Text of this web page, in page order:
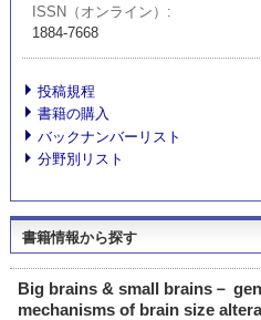
ISSN（オンライン）
1884-7668
投稿規程
書籍の購入
バックナンバーリスト
分野別リスト
書籍情報から探す
Big brains & small brains－
mechanisms of brain size